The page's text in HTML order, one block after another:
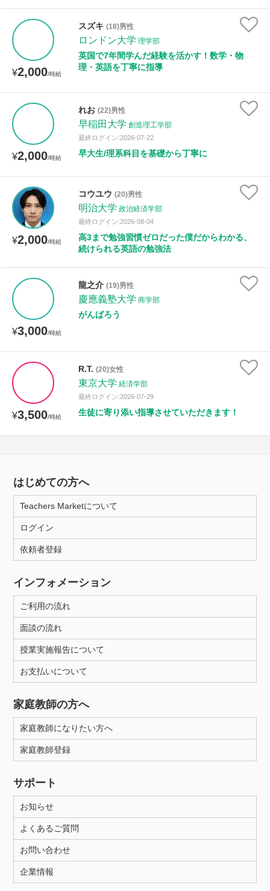
¥2,000/時給
スズキ (18)男性
ロンドン大学 理学部
英国で7年間学んだ経験を活かす！数学・物
理・英語を丁寧に指導
¥2,000/時給
れお (22)男性
早稲田大学 創造理工学部
最終ログイン:2026-07-22
早大生/理系科目を基礎から丁寧に
¥2,000/時給
コウユウ (20)男性
明治大学 政治経済学部
最終ログイン:2026-08-04
高3まで勉強習慣ゼロだった僕だからわかる、
続けられる英語の勉強法
¥3,000/時給
龍之介 (19)男性
慶應義塾大学 商学部
がんばろう
¥3,500/時給
R.T. (20)女性
東京大学 経済学部
最終ログイン:2026-07-29
生徒に寄り添い指導させていただきます！
はじめての方へ
Teachers Marketについて
ログイン
依頼者登録
インフォメーション
ご利用の流れ
面談の流れ
授業実施報告について
お支払いについて
家庭教師の方へ
家庭教師になりたい方へ
家庭教師登録
サポート
お知らせ
よくあるご質問
お問い合わせ
企業情報